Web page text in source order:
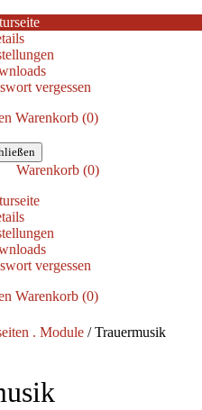
vergessen
Warenkorb (0)
Warenkorb (0)
vergessen
Warenkorb (0)
. Module / Trauermusik